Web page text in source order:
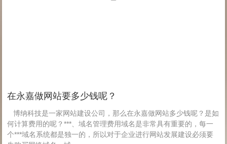
在永嘉做网站要多少钱呢？
博纳科技是一家网站建设公司，那么在永嘉做网站多少钱呢？是如
何计算费用的呢？***、域名管理费用域名是非常具有重要的，每一
个***域名系统都是独一的，所以对于企业进行网站发展建设必须要